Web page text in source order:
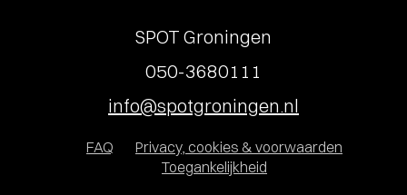
SPOT Groningen
050-3680111
info@spotgroningen.nl
FAQ
Privacy, cookies & voorwaarden
Toegankelijkheid